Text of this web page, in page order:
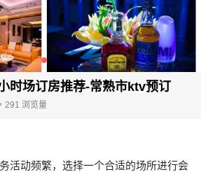
时场订房推荐-常熟市ktv预订
291 浏览量
活动频繁，选择一个合适的场所进行会